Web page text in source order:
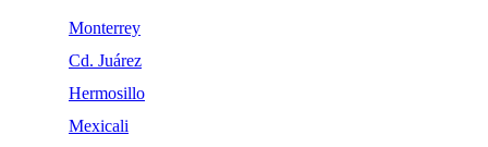
Monterrey
Cd. Juárez
Hermosillo
Mexicali